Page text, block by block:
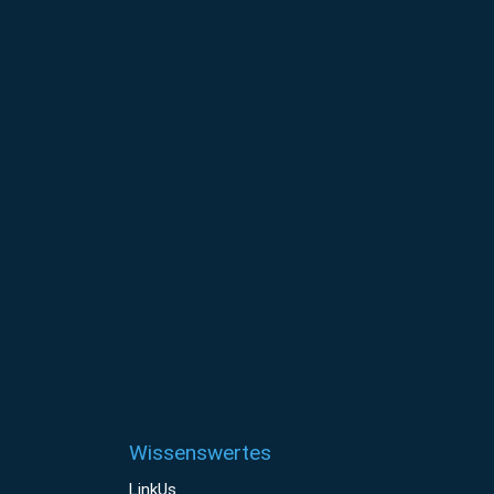
Wissenswertes
LinkUs